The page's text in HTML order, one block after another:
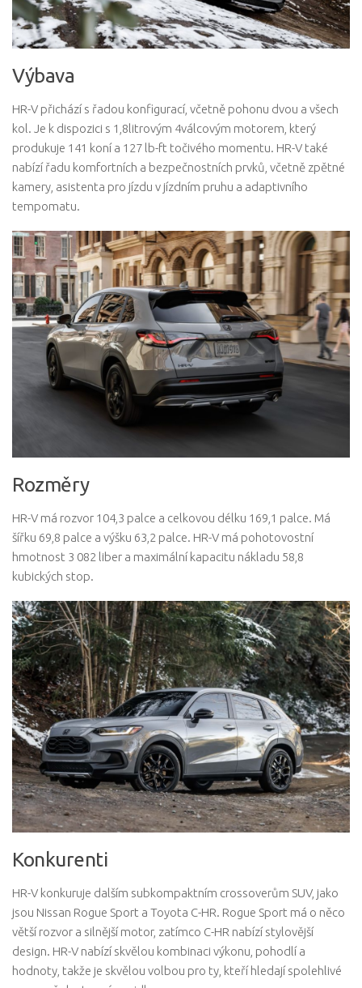
Výbava
HR-V přichází s řadou konfigurací, včetně pohonu dvou a všech
kol. Je k dispozici s 1,8litrovým 4válcovým motorem, který
produkuje 141 koní a 127 lb-ft točivého momentu. HR-V také
nabízí řadu komfortních a bezpečnostních prvků, včetně zpětné
kamery, asistenta pro jízdu v jízdním pruhu a adaptivního
tempomatu.
Rozměry
HR-V má rozvor 104,3 palce a celkovou délku 169,1 palce. Má
šířku 69,8 palce a výšku 63,2 palce. HR-V má pohotovostní
hmotnost 3 082 liber a maximální kapacitu nákladu 58,8
kubických stop.
Konkurenti
HR-V konkuruje dalším subkompaktním crossoverům SUV, jako
jsou Nissan Rogue Sport a Toyota C-HR. Rogue Sport má o něco
větší rozvor a silnější motor, zatímco C-HR nabízí stylovější
design. HR-V nabízí skvělou kombinaci výkonu, pohodlí a
hodnoty, takže je skvělou volbou pro ty, kteří hledají spolehlivé